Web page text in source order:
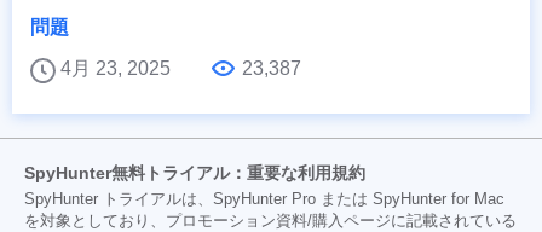
問題
4月 23, 2025
23,387
SpyHunter無料トライアル：重要な利用規約
SpyHunter トライアルは、SpyHunter Pro または SpyHunter for Mac
を対象としており、プロモーション資料/購入ページに記載されている